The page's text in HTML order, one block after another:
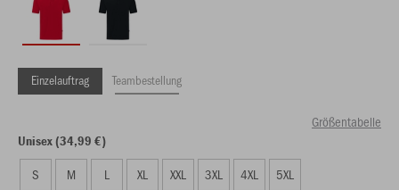
Einzelauftrag Teambestellung
Größentabelle
Unisex (34,99 €)
S M L XL XXL 3XL 4XL 5XL